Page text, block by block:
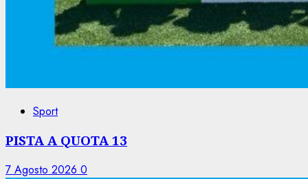
Sport
PISTA A QUOTA 13
7 Agosto 2026 0